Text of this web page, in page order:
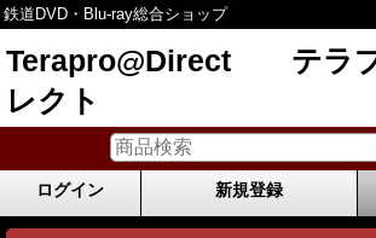
鉄道DVD・Blu-ray総合ショップ
Terapro@Direct テラ
レクト
ログイン 新規登録